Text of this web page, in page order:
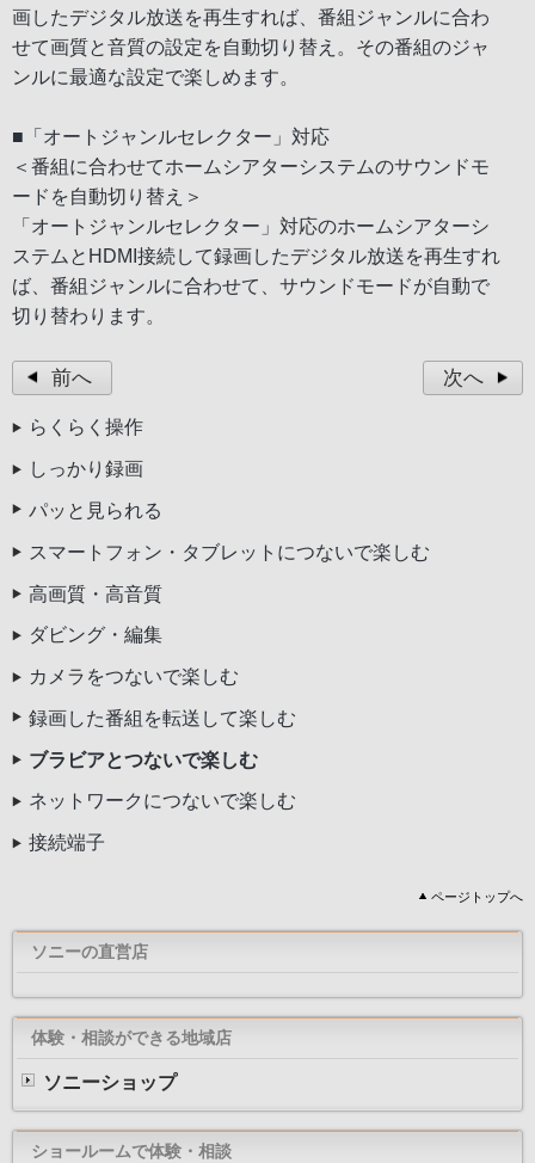
画したデジタル放送を再生すれば、番組ジャンルに合わ
せて画質と音質の設定を自動切り替え。その番組のジャ
ンルに最適な設定で楽しめます。
■「オートジャンルセレクター」対応
＜番組に合わせてホームシアターシステムのサウンドモ
ードを自動切り替え＞
「オートジャンルセレクター」対応のホームシアターシ
ステムとHDMI接続して録画したデジタル放送を再生すれ
ば、番組ジャンルに合わせて、サウンドモードが自動で
切り替わります。
前へ 次へ
らくらく操作
しっかり録画
パッと見られる
スマートフォン・タブレットにつないで楽しむ
高画質・高音質
ダビング・編集
カメラをつないで楽しむ
録画した番組を転送して楽しむ
ブラビアとつないで楽しむ
ネットワークにつないで楽しむ
接続端子
ページトップへ
ソニーの直営店
体験・相談ができる地域店
ソニーショップ
ショールームで体験・相談